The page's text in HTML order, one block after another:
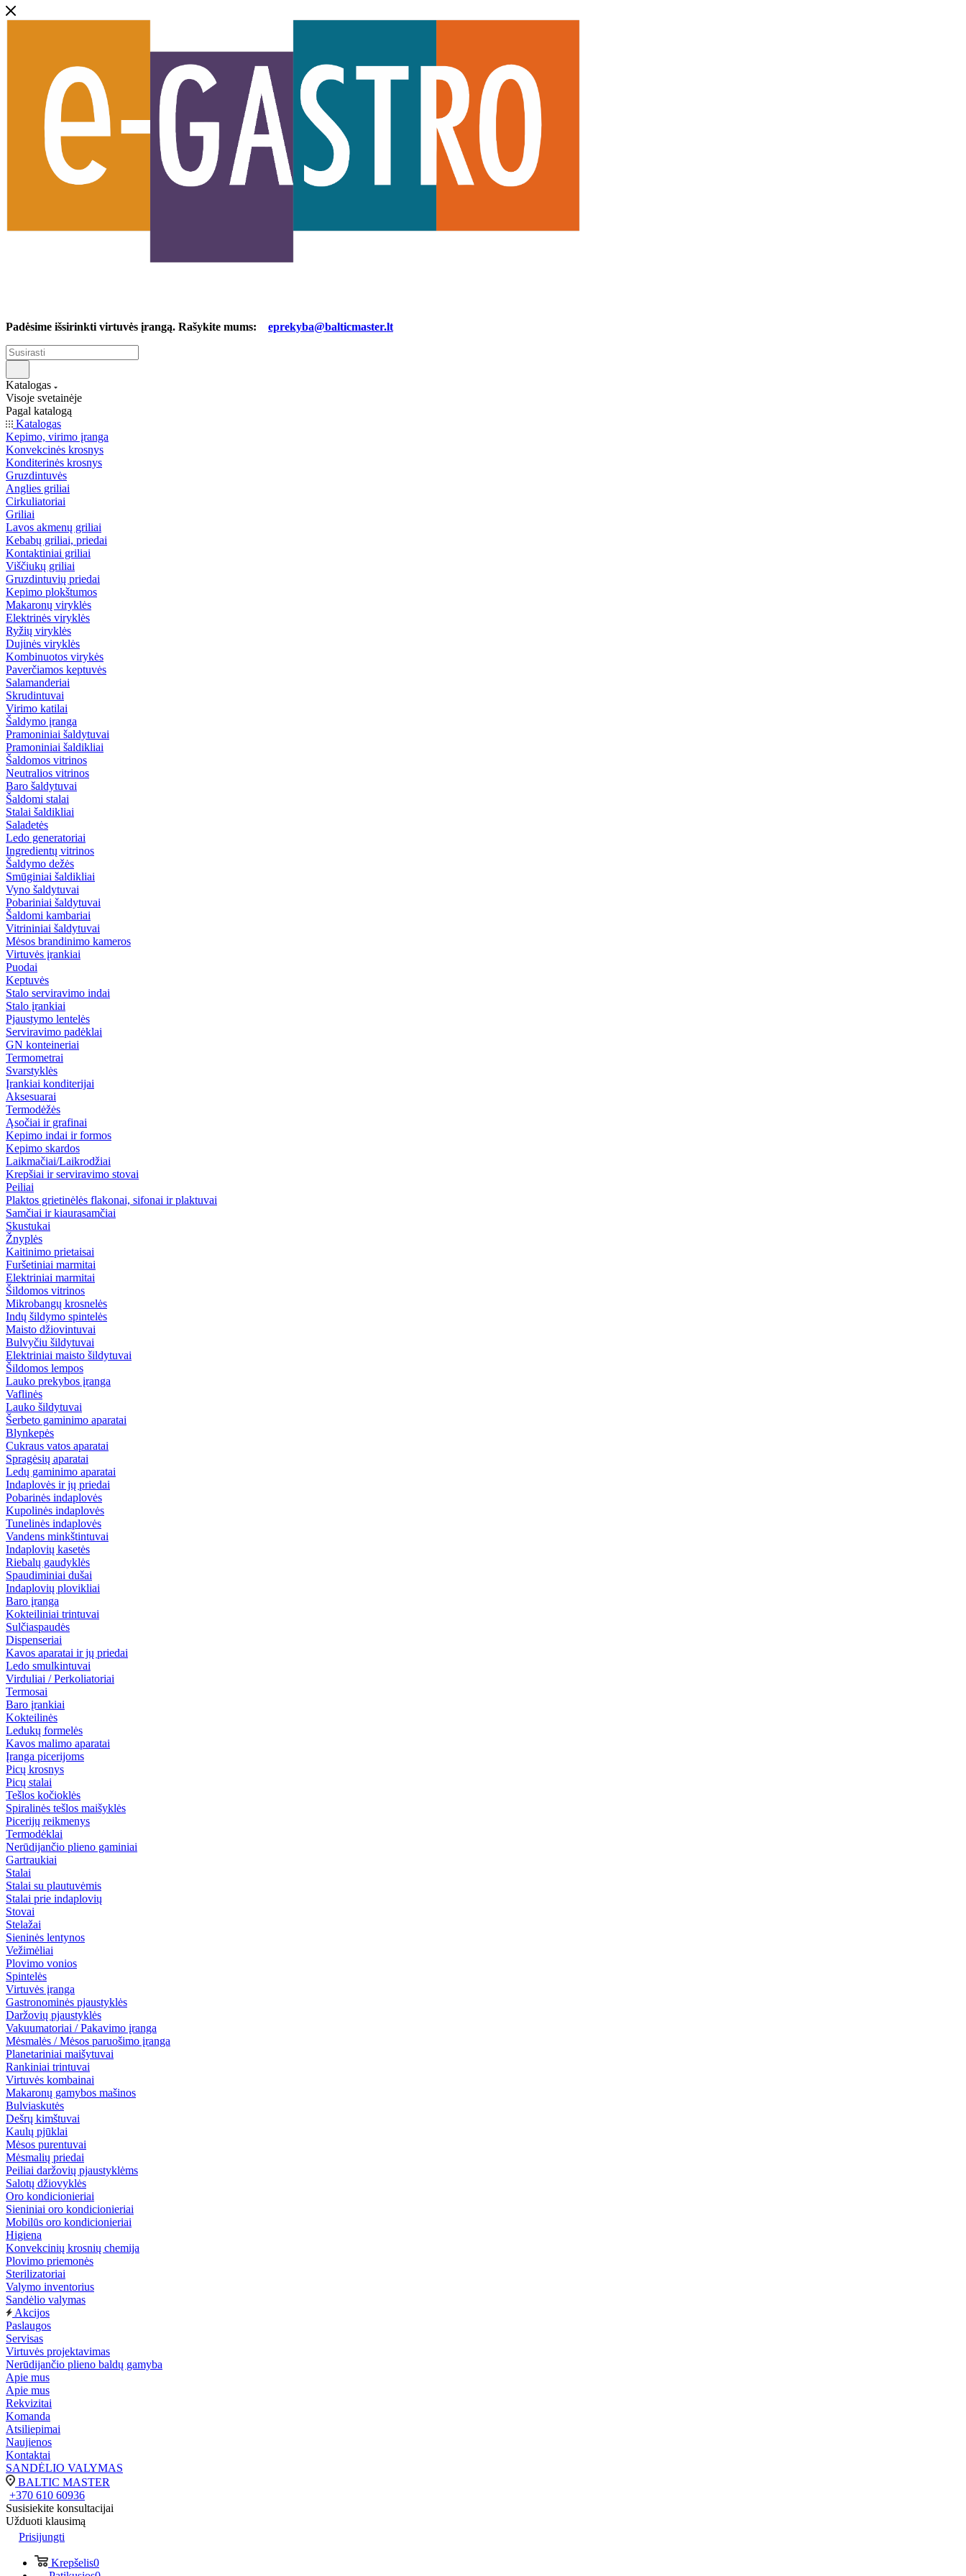
Padėsime išsirinkti virtuvės įrangą. Rašykite mums: eprekyba@balticmaster.lt
Katalogas
Visoje svetainėje
Pagal katalogą
Katalogas
Kepimo, virimo įranga
Konvekcinės krosnys
Konditerinės krosnys
Gruzdintuvės
Anglies griliai
Cirkuliatoriai
Griliai
Lavos akmenų griliai
Kebabų griliai, priedai
Kontaktiniai griliai
Viščiukų griliai
Gruzdintuvių priedai
Kepimo plokštumos
Makaronų viryklės
Elektrinės viryklės
Ryžių viryklės
Dujinės viryklės
Kombinuotos virykės
Paverčiamos keptuvės
Salamanderiai
Skrudintuvai
Virimo katilai
Šaldymo įranga
Pramoniniai šaldytuvai
Pramoniniai šaldikliai
Šaldomos vitrinos
Neutralios vitrinos
Baro šaldytuvai
Šaldomi stalai
Stalai šaldikliai
Saladetės
Ledo generatoriai
Ingredientų vitrinos
Šaldymo dežės
Smūginiai šaldikliai
Vyno šaldytuvai
Pobariniai šaldytuvai
Šaldomi kambariai
Vitrininiai šaldytuvai
Mėsos brandinimo kameros
Virtuvės įrankiai
Puodai
Keptuvės
Stalo serviravimo indai
Stalo įrankiai
Pjaustymo lentelės
Serviravimo padėklai
GN konteineriai
Termometrai
Svarstyklės
Įrankiai konditerijai
Aksesuarai
Termodėžės
Ąsočiai ir grafinai
Kepimo indai ir formos
Kepimo skardos
Laikmačiai/Laikrodžiai
Krepšiai ir serviravimo stovai
Peiliai
Plaktos grietinėlės flakonai, sifonai ir plaktuvai
Samčiai ir kiaurasamčiai
Skustukai
Žnyplės
Kaitinimo prietaisai
Furšetiniai marmitai
Elektriniai marmitai
Šildomos vitrinos
Mikrobangų krosnelės
Indų šildymo spintelės
Maisto džiovintuvai
Bulvyčiu šildytuvai
Elektriniai maisto šildytuvai
Šildomos lempos
Lauko prekybos įranga
Vaflinės
Lauko šildytuvai
Šerbeto gaminimo aparatai
Blynkepės
Cukraus vatos aparatai
Spragėsių aparatai
Ledų gaminimo aparatai
Indaplovės ir jų priedai
Pobarinės indaplovės
Kupolinės indaplovės
Tunelinės indaplovės
Vandens minkštintuvai
Indaplovių kasetės
Riebalų gaudyklės
Spaudiminiai dušai
Indaplovių plovikliai
Baro įranga
Kokteiliniai trintuvai
Sulčiaspaudės
Dispenseriai
Kavos aparatai ir jų priedai
Ledo smulkintuvai
Virduliai / Perkoliatoriai
Termosai
Baro įrankiai
Kokteilinės
Ledukų formelės
Kavos malimo aparatai
Įranga picerijoms
Picų krosnys
Picų stalai
Tešlos kočioklės
Spiralinės tešlos maišyklės
Picerijų reikmenys
Termodėklai
Nerūdijančio plieno gaminiai
Gartraukiai
Stalai
Stalai su plautuvėmis
Stalai prie indaplovių
Stovai
Stelažai
Sieninės lentynos
Vežimėliai
Plovimo vonios
Spintelės
Virtuvės įranga
Gastronominės pjaustyklės
Daržovių pjaustyklės
Vakuumatoriai / Pakavimo įranga
Mėsmalės / Mėsos paruošimo įranga
Planetariniai maišytuvai
Rankiniai trintuvai
Virtuvės kombainai
Makaronų gamybos mašinos
Bulviaskutės
Dešrų kimštuvai
Kaulų pjūklai
Mėsos purentuvai
Mėsmalių priedai
Peiliai daržovių pjaustyklėms
Salotų džiovyklės
Oro kondicionieriai
Sieniniai oro kondicionieriai
Mobilūs oro kondicionieriai
Higiena
Konvekcinių krosnių chemija
Plovimo priemonės
Sterilizatoriai
Valymo inventorius
Sandėlio valymas
Akcijos
Paslaugos
Servisas
Virtuvės projektavimas
Nerūdijančio plieno baldų gamyba
Apie mus
Apie mus
Rekvizitai
Komanda
Atsiliepimai
Naujienos
Kontaktai
SANDĖLIO VALYMAS
BALTIC MASTER
+370 610 60936
Susisiekite konsultacijai
Užduoti klausimą
Prisijungti
Krepšelis0